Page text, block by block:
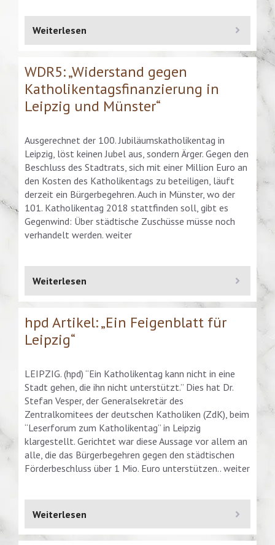
Weiterlesen
WDR5: „Widerstand gegen
Katholikentagsfinanzierung in
Leipzig und Münster“
Ausgerechnet der 100. Jubiläumskatholikentag in
Leipzig, löst keinen Jubel aus, sondern Ärger. Gegen den
Beschluss des Stadtrats, sich mit einer Million Euro an
den Kosten des Katholikentags zu beteiligen, läuft
derzeit ein Bürgerbegehren. Auch in Münster, wo der
101. Katholikentag 2018 stattfinden soll, gibt es
Gegenwind: Über städtische Zuschüsse müsse noch
verhandelt werden. weiter
Weiterlesen
hpd Artikel: „Ein Feigenblatt für
Leipzig“
LEIPZIG. (hpd) “Ein Katholikentag kann nicht in eine
Stadt gehen, die ihn nicht unterstützt.” Dies hat Dr.
Stefan Vesper, der Generalsekretär des
Zentralkomitees der deutschen Katholiken (ZdK), beim
“Leserforum zum Katholikentag” in Leipzig
klargestellt. Gerichtet war diese Aussage vor allem an
alle, die das Bürgerbegehren gegen den städtischen
Förderbeschluss über 1 Mio. Euro unterstützen.. weiter
Weiterlesen